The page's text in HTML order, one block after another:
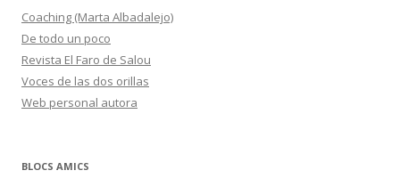
Coaching (Marta Albadalejo)
De todo un poco
Revista El Faro de Salou
Voces de las dos orillas
Web personal autora
BLOCS AMICS